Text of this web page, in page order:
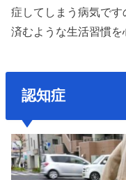
症してしまう病気で
済むような生活習慣を
認知症